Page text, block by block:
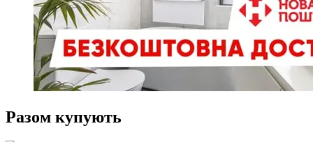
Разом купують